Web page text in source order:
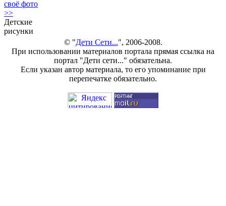
своё фото
>>
Детские
рисунки
© "Дети Сети...", 2006-2008.
При использовании материалов портала прямая ссылка на
портал "Дети сети..." обязательна.
Если указан автор материала, то его упоминание при
перепечатке обязательно.